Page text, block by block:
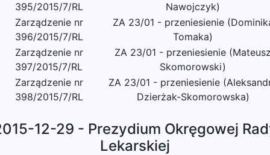
395/2015/7/RL
Nawojczyk)
Zarządzenie nr
396/2015/7/RL
ZA 23/01 - przeniesienie
Tomaka)
Zarządzenie nr
397/2015/7/RL
ZA 23/01 - przeniesienie
Skomorowski)
Zarządzenie nr
398/2015/7/RL
ZA 23/01 - przeniesienie
Dzierżak-Skomorowska)
12-29 - Prezydium Okręgowej
Lekarskiej